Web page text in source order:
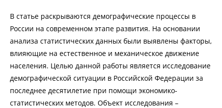
В статье раскрываются демографические процессы в
России на современном этапе развития. На основании
анализа статистических данных были выявлены факторы,
влияющие на естественное и механическое движение
населения. Целью данной работы является исследование
демографической ситуации в Российской Федерации за
последнее десятилетие при помощи экономико-
статистических методов. Объект исследования –